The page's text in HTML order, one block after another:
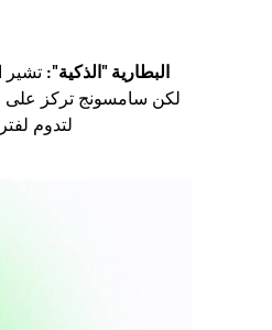
البطارية "الذكية": تشير